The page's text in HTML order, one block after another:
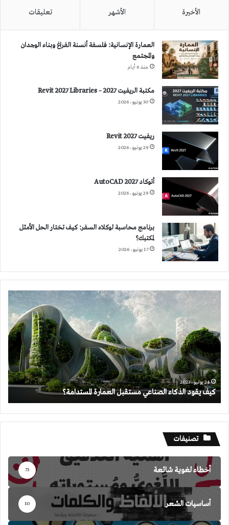
الأخيرة الأشهر تعليقات
العمارة الإنسانية: فلسفة أنسنة الفراغ وبناء الوجدان
والمجتمع
منذ 6 أيام
مكتبة الريفيت 2027 – Revit 2027 Libraries
30 يونيو، 2026
ريفيت 2027 Revit
29 يونيو، 2026
أتوكاد 2027 AutoCAD
29 يونيو، 2026
برنامج محاسبة لوكلاء السفر: كيف تختار الحل الأمثل
لمكتبك؟
17 يونيو، 2026
الصناعي
مستقبل
المستدامة؟
24 يونيو، 2023
كيف يقود الذكاء الصناعي مستقبل العمارة المستدامة؟
تصنيفات
أخطاء لغوية شائعة 73
أساسيات الشعر 10